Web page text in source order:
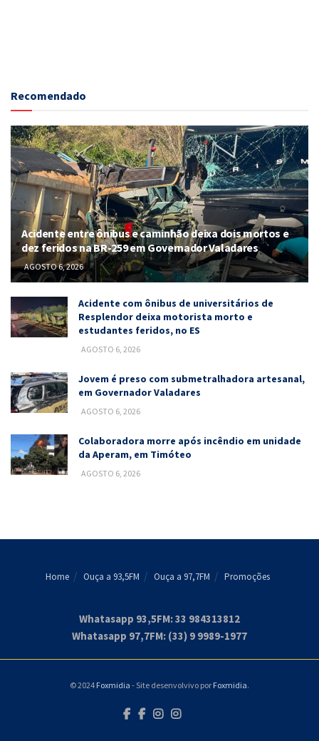
Recomendado
Acidente entre ônibus e caminhão deixa dois mortos e
dez feridos na BR-259 em Governador Valadares
AGOSTO 6, 2026
Acidente com ônibus de universitários de
Resplendor deixa motorista morto e
estudantes feridos, no ES
AGOSTO 6, 2026
Jovem é preso com submetralhadora artesanal,
em Governador Valadares
AGOSTO 6, 2026
Colaboradora morre após incêndio em unidade
da Aperam, em Timóteo
AGOSTO 6, 2026
Home Ouça a 93,5FM Ouça a 97,7FM Promoções
Whatasapp 93,5FM: 33 984313812
Whatasapp 97,7FM: (33) 9 9989-1977
© 2024 Foxmidia - Site desenvolvivo por Foxmidia.